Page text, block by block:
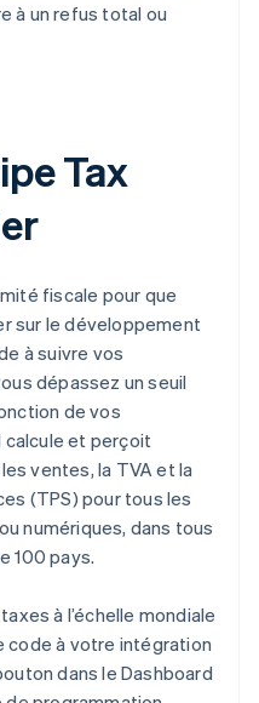
à un refus total ou
Tax
fiscale pour que
sur le développement
à suivre vos
dépassez un seuil
de vos
calcule et perçoit
ventes, la TVA et la
(TPS) pour tous les
numériques, dans tous
100 pays.
à l’échelle mondiale
code à votre intégration
dans le Dashboard